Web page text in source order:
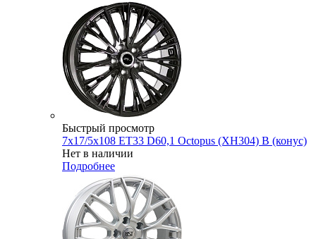
Быстрый просмотр
7x17/5x108 ET33 D60,1 Octopus (XH304) B (конус)
Нет в наличии
Подробнее